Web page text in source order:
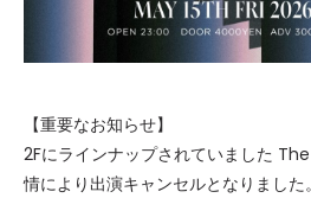
【重要なお知らせ】
2Fにラインナップされていました
情により出演キャンセルとなりまし